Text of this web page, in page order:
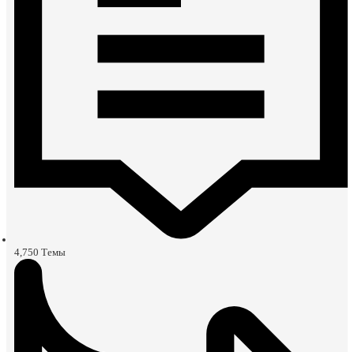
4,750 Темы